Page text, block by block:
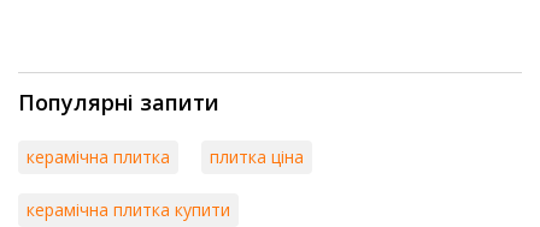
Популярні запити
керамічна плитка плитка ціна
керамічна плитка купити